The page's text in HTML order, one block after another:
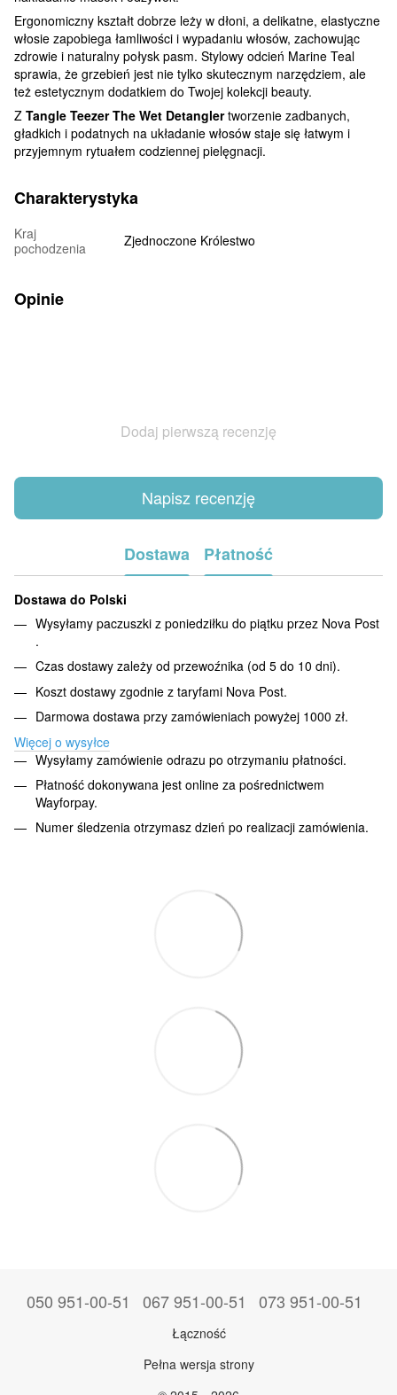
Ergonomiczny kształt dobrze leży w dłoni, a delikatne, elastyczne
włosie zapobiega łamliwości i wypadaniu włosów, zachowując
zdrowie i naturalny połysk pasm. Stylowy odcień Marine Teal
sprawia, że grzebień jest nie tylko skutecznym narzędziem, ale
też estetycznym dodatkiem do Twojej kolekcji beauty.
Z Tangle Teezer The Wet Detanglertworzenie zadbanych,
gładkich i podatnych na układanie włosów staje się łatwym i
przyjemnym rytuałem codziennej pielęgnacji.
Charakterystyka
Kraj
pochodzenia
Zjednoczone Królestwo
Opinie
Dodaj pierwszą recenzję
Napisz recenzję
Dostawa Płatność
Dostawa do Polski
Wysyłamy paczuszki z poniedziłku do piątku przez Nova Post
.
Czas dostawy zależy od przewoźnika (od 5 do 10 dni).
Koszt dostawy zgodnie z taryfami Nova Post.
Darmowa dostawa przy zamówieniach powyżej 1000 zł.
Więcej o wysyłce
Wysyłamy zamówienie odrazu po otrzymaniu płatności.
Płatność dokonywana jest online za pośrednictwem
Wayforpay.
Numer śledzenia otrzymasz dzień po realizacji zamówienia.
050 951-00-51 067 951-00-51 073 951-00-51
Łączność
Pełna wersja strony